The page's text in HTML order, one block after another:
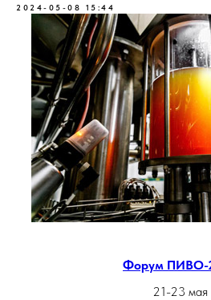
2024-05-08 15:44
Форум ПИВО-
21-23 мая